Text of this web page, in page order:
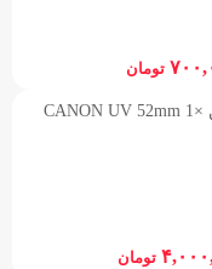
تومان
فیلتر لنز یو وی کانن CANON UV 52mm 1×
تومان